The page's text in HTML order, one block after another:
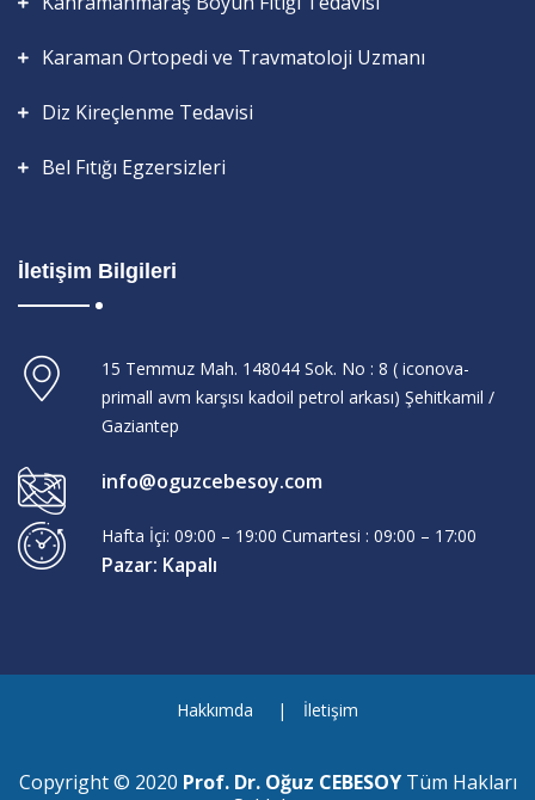
Karaman Ortopedi ve Travmatoloji Uzmanı
Diz Kireçlenme Tedavisi
Bel Fıtığı Egzersizleri
İletişim Bilgileri
15 Temmuz Mah. 148044 Sok. No : 8 ( iconova-
primall avm karşısı kadoil petrol arkası) Şehitkamil /
Gaziantep
info@oguzcebesoy.com
Hafta İçi: 09:00 – 19:00 Cumartesi : 09:00 – 17:00
Pazar: Kapalı
Hakkımda İletişim
Copyright © 2020 Prof. Dr. Oğuz CEBESOY Tüm Hakları